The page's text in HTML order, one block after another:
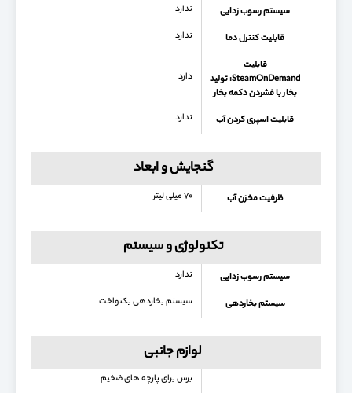
سیستم رسوب زدایی ندارد
قابلیت کنترل دما ندارد
قابلیت
SteamOnDemand: تولید
بخار با فشردن دکمه بخار
دارد
قابلیت اسپری کردن آب ندارد
گنجایش و ابعاد
ظرفیت مخزن آب ۷۰ میلی لیتر
تکنولوژی و سیستم
سیستم رسوب زدایی ندارد
سیستم بخاردهی سیستم بخاردهی یکنواخت
لوازم جانبی
برس برای پارچه های ضخیم